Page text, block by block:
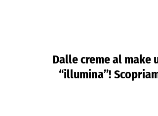
Dalle creme al
“illumina”!